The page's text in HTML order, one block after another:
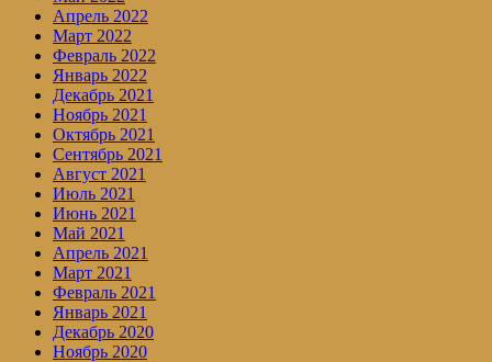
Апрель 2022
Март 2022
Февраль 2022
Январь 2022
Декабрь 2021
Ноябрь 2021
Октябрь 2021
Сентябрь 2021
Август 2021
Июль 2021
Июнь 2021
Май 2021
Апрель 2021
Март 2021
Февраль 2021
Январь 2021
Декабрь 2020
Ноябрь 2020